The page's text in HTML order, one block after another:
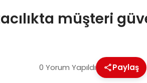
müşteri
0 Yorum Yapıldı Paylaş